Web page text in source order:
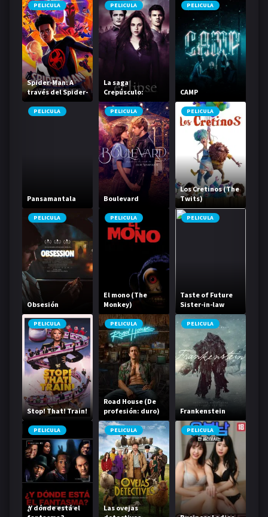
PELICULA
Spider-Man: A
través del Spider-
Verso
PELICULA
La saga
Crepúsculo:
Eclipse
PELICULA
CAMP
PELICULA
Pansamantala
PELICULA
Boulevard
PELICULA
Los Cretinos (The
Twits)
PELICULA
Obsesión
PELICULA
El mono (The
Monkey)
PELICULA
Taste of Future
Sister-in-law
PELICULA
Stop! That! Train!
PELICULA
Road House (De
profesión: duro)
PELICULA
Frankenstein
PELICULA
¿Y dónde está el
PELICULA
Las ovejas
PELICULA